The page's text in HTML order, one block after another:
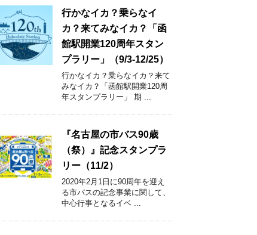
行かなイカ？乗らなイ
カ？来てみなイカ？「函
館駅開業120周年スタン
プラリー」（9/3-12/25）
行かなイカ？乗らなイカ？来て
みなイカ？「函館駅開業120周
年スタンプラリー」 期 ...
『名古屋の市バス90歳
（祭）』記念スタンプラ
リー（11/2）
2020年2月1日に90周年を迎え
る市バスの記念事業に関して、
中心行事となるイベ ...